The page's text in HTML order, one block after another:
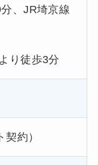
、JR埼京線
り徒歩3分
約）